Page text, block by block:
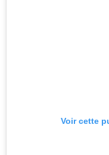
Voir cette